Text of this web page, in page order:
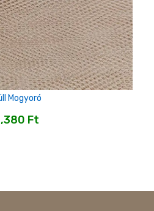
Mogyoró
Ft